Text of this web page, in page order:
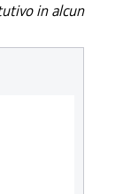
in alcun